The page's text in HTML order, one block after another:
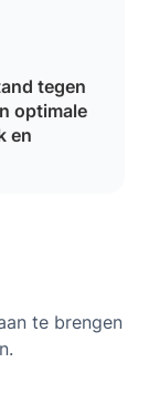
tegen
optimale
en
te brengen